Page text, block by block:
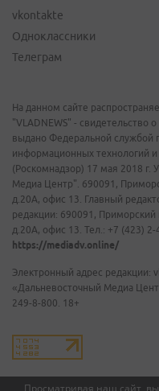
Просматривая наш сайт,
vkontakte
Одноклассники
Телеграм
На данном сайте
"VLADNEWS" -
выдано Федеральной службой
информационных технологий
(Роскомнадзор) 17 мая 2018 г.
Медиа Центр". 690091,
д.20А, офис 13. Главный
редакции: 690091, Приморский
д.20А, офис 13. Тел.: +7 (423) 2-
https://mediadv.online/
Электронный адрес редакции:
«Дальневосточный Медиа
249-8-800. 18+